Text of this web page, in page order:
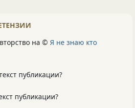
на © Я не знаю кто
публикации?
публикации?